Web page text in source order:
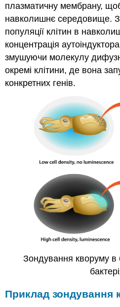
плазматичну мембрану,
навколишнє середовище.
популяції клітин в
концентрація
змушуючи молекулу
окремі клітини, де вона
конкретних генів.
Зондування кворуму в
Приклад зондування